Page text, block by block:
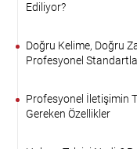
Ediliyor?
Doğru Kelime, Doğru
Profesyonel
Profesyonel İletişimin
Gereken Özellikler